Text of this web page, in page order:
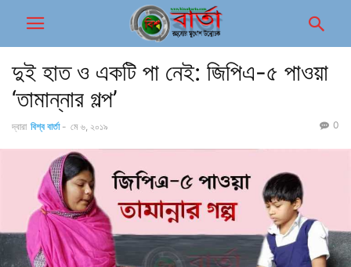
দুই হাত ও একটি পা নেই: জিপিএ-৫ পাওয়া
‘তামান্নার গল্প’
দ্বারা বিশ্ব বার্তা - মে ৬, ২০১৯ 0